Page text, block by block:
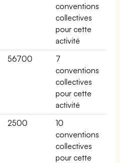
conventions
collectives
pour cette
activité
56700
7
conventions
collectives
pour cette
activité
2500
10
conventions
collectives
pour cette